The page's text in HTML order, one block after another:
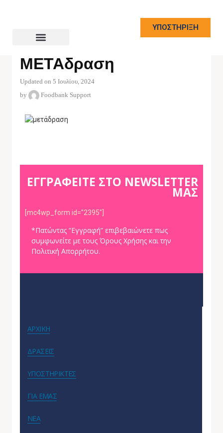
ΥΠΟΣΤΗΡΙΞΗ
ΜΕΤΑδραση
Updated on 5 Ιουλίου, 2024
by
Foodbank Support
ΕΓΓΡΑΦΕΙΤΕ ΣΤΟ NEWSLETTER
ΜΑΣ
[mc4wp_form id=”2395″]
*Πατώντας “Εγγραφή” επιβεβαιώνετε πως
συμφωνείτε με τους Όρους Χρήσης και την
Πολιτική Απορρήτου.
ΑΡΧΙΚΗ
ΔΡΑΣΕΙΣ
ΥΠΟΣΤΗΡΙΚΤΕΣ
ΓΙΑ ΕΜΑΣ
ΝΕΑ